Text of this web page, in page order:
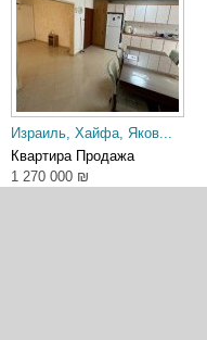
Израиль, Хайфа, Яков...
Квартира Продажа
1 270 000 ₪